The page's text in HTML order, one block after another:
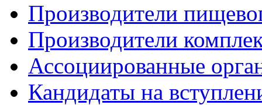
Производители
Производители
Ассоциированные
Кандидаты на